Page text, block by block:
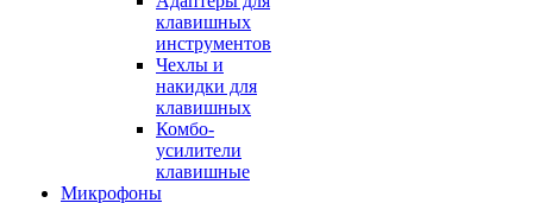
клавишных
инструментов
Чехлы и
накидки для
клавишных
Комбо-
усилители
клавишные
Микрофоны